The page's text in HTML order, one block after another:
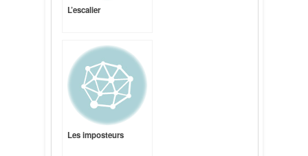
L’escalier
Les imposteurs